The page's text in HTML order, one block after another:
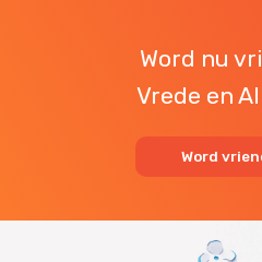
Word nu
Vrede en
Word